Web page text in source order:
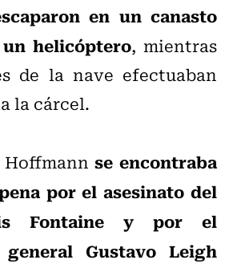
en un canasto
helicóptero, mientras
de la nave efectuaban
la cárcel.
Hoffmannse encontraba
por el asesinato del
Fontaine y por el
Gustavo Leigh